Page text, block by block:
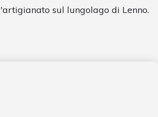
sul lungolago di Lenno.